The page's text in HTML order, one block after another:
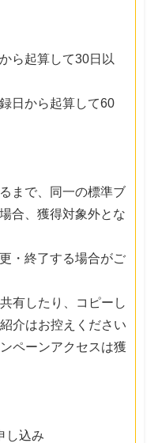
ら起算して30日以
日から起算して60
まで、同一の標準ブ
合、獲得対象外とな
・終了する場合がご
有したり、コピーし
介はお控えください
ペーンアクセスは獲
し込み